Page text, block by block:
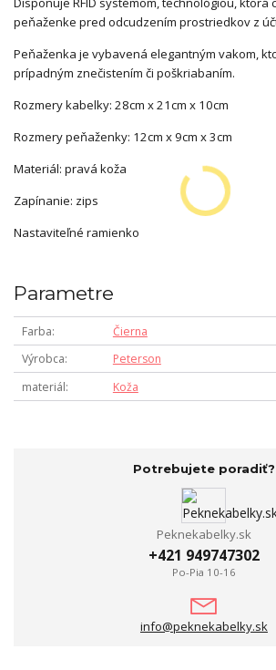
peňaženke pred odcudzením prostriedkov z
Peňaženka je vybavená elegantným vakom,
prípadným znečistením či poškriabaním.
Rozmery kabelky: 28cm x 21cm x 10cm
Rozmery peňaženky: 12cm x 9cm x 3cm
Materiál: pravá koža
Zapínanie: zips
Nastaviteľné ramienko
Parametre
Farba
Čierna
Výrobca
Peterson
materiál
Koža
Potrebujete poradiť?
Peknekabelky.sk
+421 949747302
Po-Pia 10-16
info@peknekabelky.sk